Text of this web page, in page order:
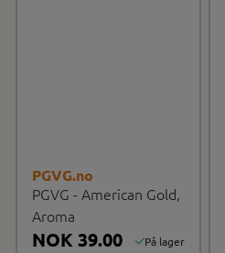
PGVG.no
PGVG - American Gold,
Aroma
NOK 39.00
På lager